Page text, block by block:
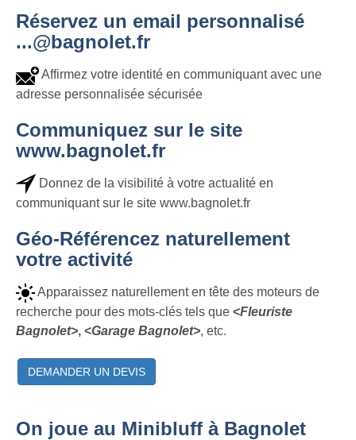
Réservez un email personnalisé
...@bagnolet.fr
Affirmez votre identité en communiquant avec une
adresse personnalisée sécurisée
Communiquez sur le site
www.bagnolet.fr
Donnez de la visibilité à votre actualité en
communiquant sur le site www.bagnolet.fr
Géo-Référencez naturellement
votre activité
Apparaissez naturellement en tête des moteurs de
recherche pour des mots-clés tels que <Fleuriste
Bagnolet>, <Garage Bagnolet>, etc.
DEMANDER UN DEVIS
On joue au Minibluff à Bagnolet